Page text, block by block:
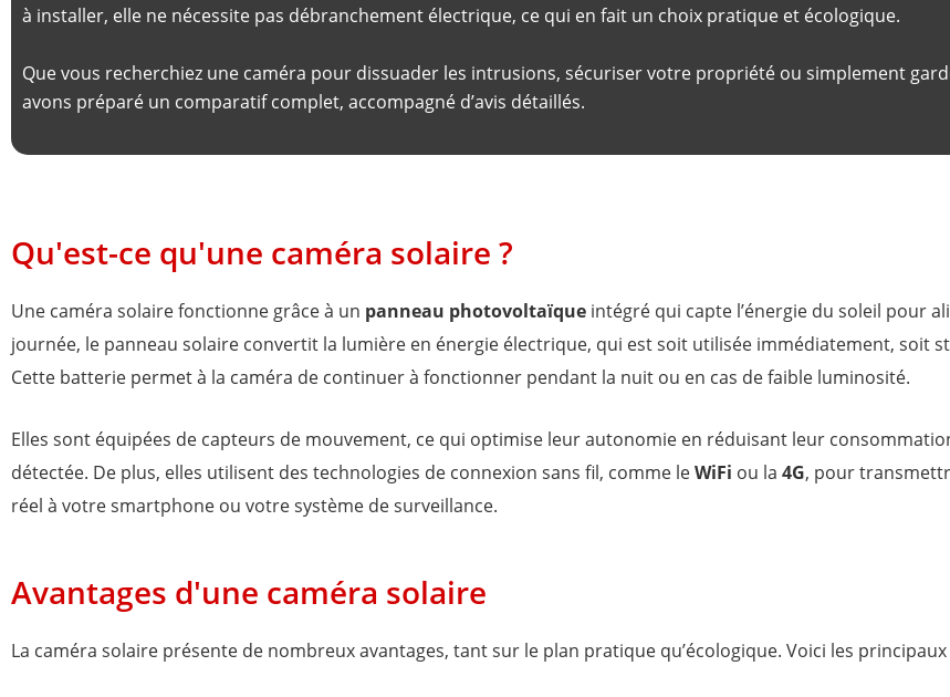
à installer, elle ne nécessite pas débranchement électrique, ce qui en fait un choix pratique et écologique.
Que vous recherchiez une caméra pour dissuader les intrusions, sécuriser votre propriété ou simplement
avons préparé un comparatif complet, accompagné d’avis détaillés.
Qu'est-ce qu'une caméra solaire ?
Une caméra solaire fonctionne grâce à un panneau photovoltaïque intégré qui capte l’énergie du soleil pour
journée, le panneau solaire convertit la lumière en énergie électrique, qui est soit utilisée immédiatement, soit
Cette batterie permet à la caméra de continuer à fonctionner pendant la nuit ou en cas de faible luminosité.
Elles sont équipées de capteurs de mouvement, ce qui optimise leur autonomie en réduisant leur
détectée. De plus, elles utilisent des technologies de connexion sans fil, comme leWiFi ou la 4G, pour
réel à votre smartphone ou votre système de surveillance.
Avantages d'une caméra solaire
La caméra solaire présente de nombreux avantages, tant sur le plan pratique qu’écologique. Voici les principaux